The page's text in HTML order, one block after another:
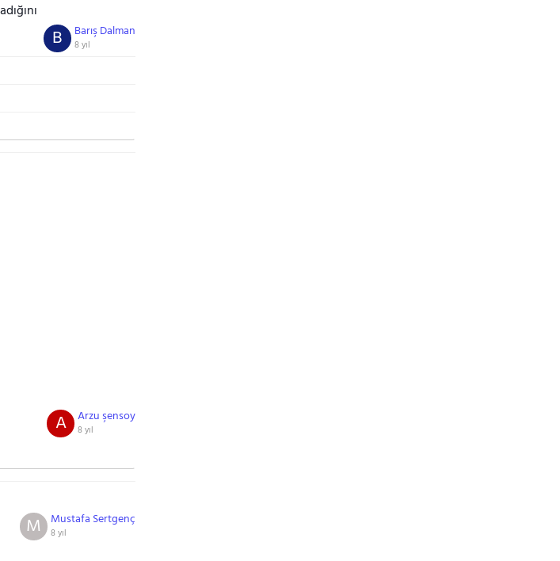
Barış Dalman
8 yıl
B
Arzu şensoy
8 yıl
A
Mustafa Sertgenç
8 yıl
M